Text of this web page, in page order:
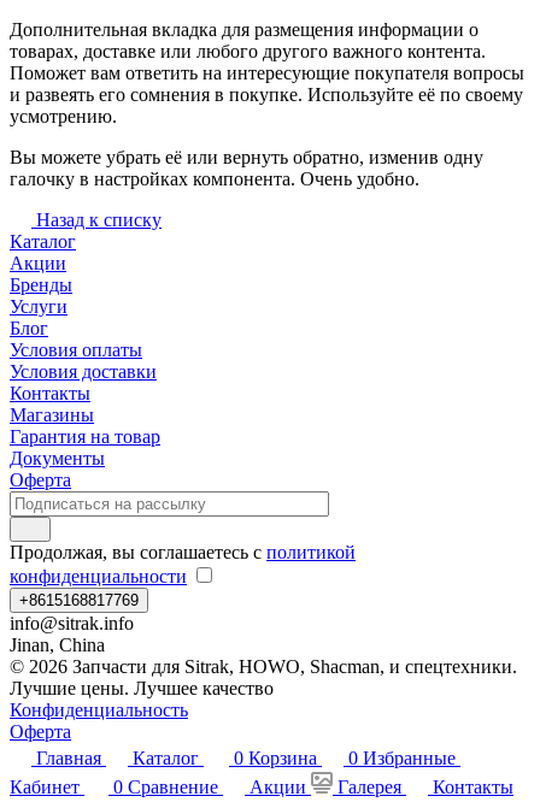
Дополнительная вкладка для размещения информации о
товарах, доставке или любого другого важного контента.
Поможет вам ответить на интересующие покупателя вопросы
и развеять его сомнения в покупке. Используйте её по своему
усмотрению.
Вы можете убрать её или вернуть обратно, изменив одну
галочку в настройках компонента. Очень удобно.
Назад к списку
Каталог
Акции
Бренды
Услуги
Блог
Условия оплаты
Условия доставки
Контакты
Магазины
Гарантия на товар
Документы
Оферта
Продолжая, вы соглашаетесь с политикой
конфиденциальности
+8615168817769
info@sitrak.info
Jinan, China
© 2026 Запчасти для Sitrak, HOWO, Shacman, и спецтехники.
Лучшие цены. Лучшее качество
Конфиденциальность
Оферта
Главная
Каталог 0 Корзина 0 Избранные
Кабинет
0 Сравнение Акции Галерея Контакты